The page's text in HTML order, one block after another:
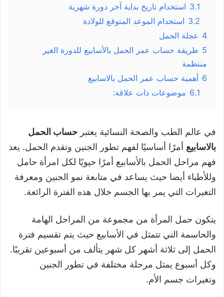
3.1 استخدام تاريخ بداية آخر دورة شهرية
3.2 استخدام الموعد المتوقع للولادة
4 عجلة الحمل
5 طريقة حساب عمر الحمل بالأسابيع للدورة الغير
منتظمة
6 أهمية حساب عمر الحمل بالاسابيع
6.1 موضوعات ذات علاقة:
في عالم الطب والصحة النسائية يعتبر حساب الحمل
بالاسابيع أمرًا أساسيًا لفهم تطور الجنين وتقدم الحمل. يعد
فهم مراحل الحمل بالأسابيع أمرًا حيويًا لكل امرأة حامل
وللأطباء أيضا حيث يساعد في متابعة نمو الجنين ومعرفة
التغيرات التي يمر بها الجسم خلال هذه الفترة الرائعة.
يتكون حمل المرأة من مجموعة من المراحل الهامة
والحاسمة التي تتمثل في الأسابيع حيث يتم تقسيم فترة
الحمل إلى ثلاثة أشهر كل شهر يتألف من أسبوعين تقريبًا.
وكل أسبوع يمثل مرحلة مختلفة في تطور الجنين
وتغيرات جسم الأم.